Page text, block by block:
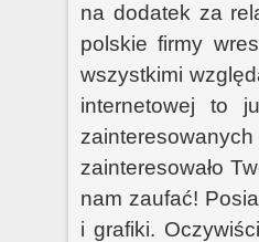
na dodatek za
polskie firmy
wszystkimi
internetowej to
zainteresowało
nam zaufać!
i grafiki.